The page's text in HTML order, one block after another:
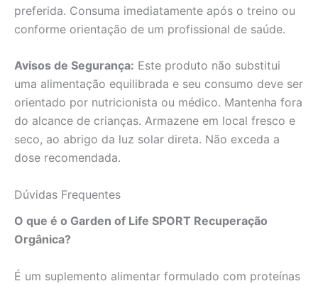
preferida. Consuma imediatamente após o treino ou
conforme orientação de um profissional de saúde.
Avisos de Segurança: Este produto não substitui
uma alimentação equilibrada e seu consumo deve ser
orientado por nutricionista ou médico. Mantenha fora
do alcance de crianças. Armazene em local fresco e
seco, ao abrigo da luz solar direta. Não exceda a
dose recomendada.
Dúvidas Frequentes
O que é o Garden of Life SPORT Recuperação
Orgânica?
É um suplemento alimentar formulado com proteínas